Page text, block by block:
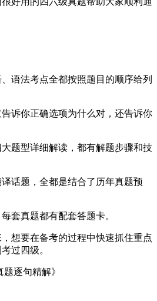
语法考点全都按照题目的顺序给列
诉你正确选项为什么对，还告诉你
题型详细解读，都有解题步骤和技
话题，全都是结合了历年真题预
套真题都有配套答题卡。
想要在备考的过程中快速抓住重点
过四级。
逐句精解》